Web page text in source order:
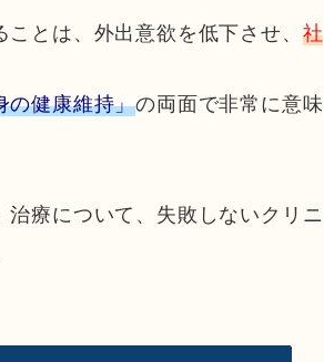
とは、外出意欲を低下させ、 社
の健康維持」の両面で非常に意味
療について、失敗しないクリニ